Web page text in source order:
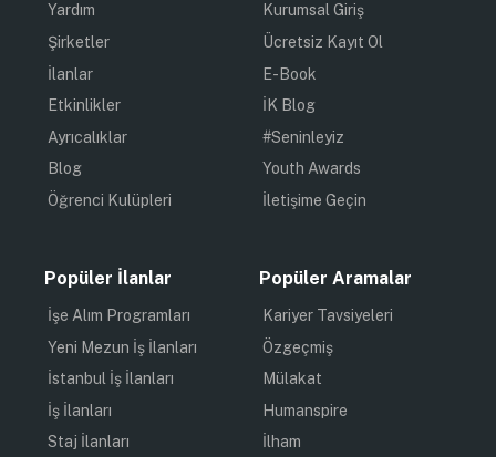
Yardım
Şirketler
İlanlar
Etkinlikler
Ayrıcalıklar
Blog
Öğrenci Kulüpleri
Kurumsal Giriş
Ücretsiz Kayıt Ol
E-Book
İK Blog
#Seninleyiz
Youth Awards
İletişime Geçin
Popüler İlanlar
İşe Alım Programları
Yeni Mezun İş İlanları
İstanbul İş İlanları
İş İlanları
Staj İlanları
Popüler Aramalar
Kariyer Tavsiyeleri
Özgeçmiş
Mülakat
Humanspire
İlham